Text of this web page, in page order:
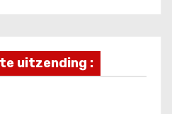
uitzending :